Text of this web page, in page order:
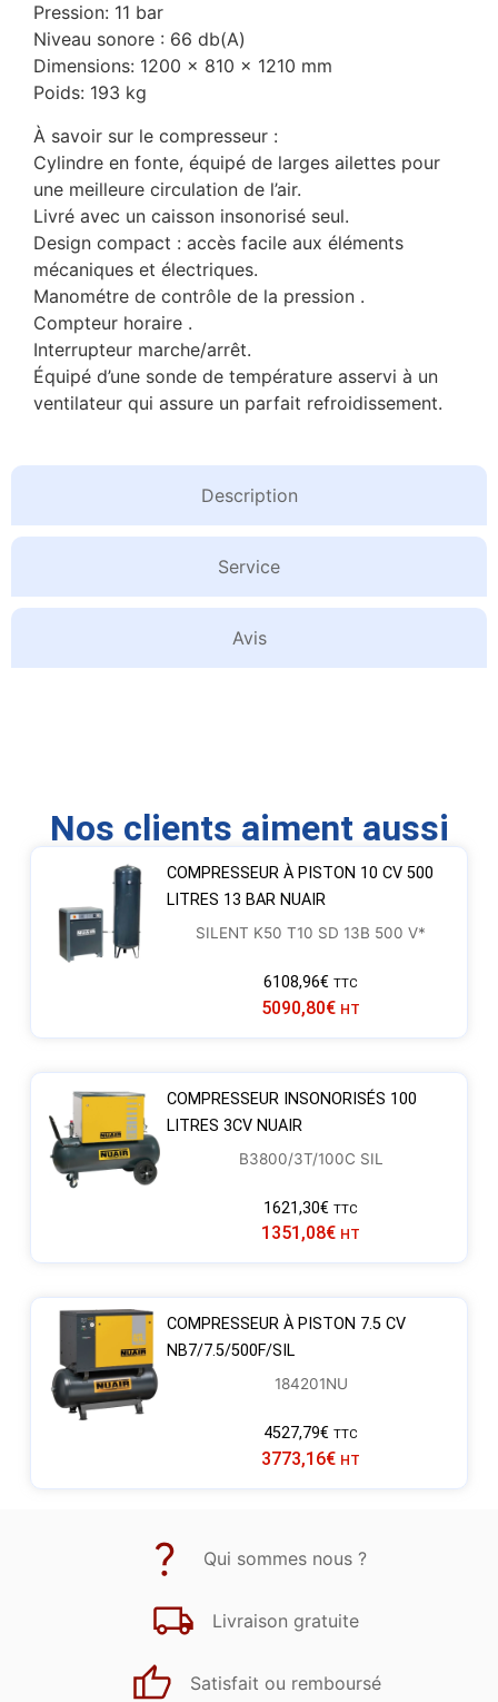
Description
Service
Avis
Pression: 11 bar
Niveau sonore : 66 db(A)
Dimensions: 1200 x 810 x 1210 mm
Poids: 193 kg
À savoir sur le compresseur :
Cylindre en fonte, équipé de larges ailettes pour
une meilleure circulation de l’air.
Livré avec un caisson insonorisé seul.
Design compact : accès facile aux éléments
mécaniques et électriques.
Manométre de contrôle de la pression .
Compteur horaire .
Interrupteur marche/arrêt.
Équipé d’une sonde de température asservi à un
ventilateur qui assure un parfait refroidissement.
Nos clients aiment aussi
COMPRESSEUR À PISTON 10 CV 500
LITRES 13 BAR NUAIR
SILENT K50 T10 SD 13B 500 V*
6108,96€ TTC
5090,80€ HT
COMPRESSEUR INSONORISÉS 100
LITRES 3CV NUAIR
B3800/3T/100C SIL
1621,30€ TTC
1351,08€ HT
COMPRESSEUR À PISTON 7.5 CV
NB7/7.5/500F/SIL
184201NU
4527,79€ TTC
3773,16€ HT
Qui sommes nous ?
Livraison gratuite
Satisfait ou remboursé